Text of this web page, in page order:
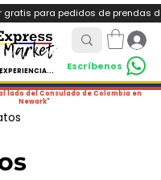
gratis para pedidos de prendas
lado del Consulado de Colombia en
Newark"
Escríbenos